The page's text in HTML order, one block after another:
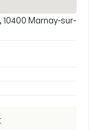
10400 Marnay-sur-